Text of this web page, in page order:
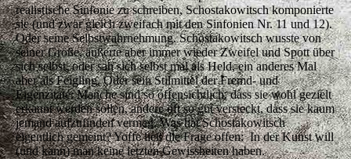
realistische Sinfonie zu schreiben, Schostakowitsch komponierte
sie (und zwar gleich zweifach mit den Sinfonien Nr. 11 und 12).
Oder seine Selbstwahrnehmung. Schostakowitsch wusste von
seiner Größe, äußerte aber immer wieder Zweifel und Spott über
sich selbst, oder sah sich selbst mal als Held, ein anderes Mal
aber als Feigling. Oder sein Stilmittel der Fremd- und
Eigenzitate: Manche sind so offensichtlich, dass sie wohl gezielt
erkannt werden sollen, andere oft so gut versteckt, dass sie kaum
jemand aufzufinden vermag. Was hat Schostakowitsch
eigentlich gemeint? Yoffe ließ die Frage offen: In der Kunst will
(und kann) man keine letzten Gewissheiten haben.